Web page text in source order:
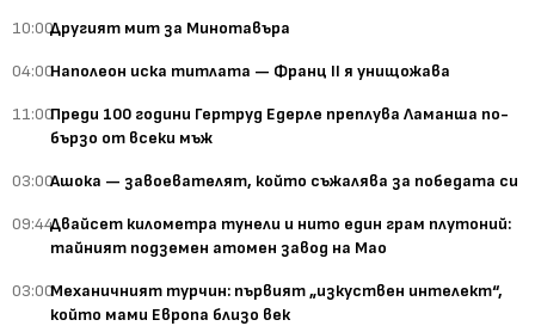
10:00Другият мит за Минотавъра
04:00Наполеон иска титлата — Франц II я унищожава
11:00Преди 100 години Гертруд Едерле преплува Ламанша по-
бързо от всеки мъж
03:00Ашока — завоевателят, който съжалява за победата си
09:44Двайсет километра тунели и нито един грам плутоний:
тайният подземен атомен завод на Мао
03:00Механичният турчин: първият „изкуствен интелект“,
който мами Европа близо век